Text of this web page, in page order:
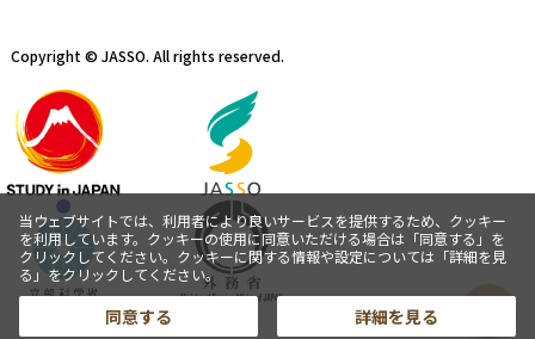
Copyright © JASSO. All rights reserved.
当ウェブサイトでは、利用者により良いサービスを提供するため、クッキー
を利用しています。クッキーの使用に同意いただける場合は「同意する」を
クリックしてください。クッキーに関する情報や設定については「詳細を見
る」をクリックしてください。
同意する 詳細を見る